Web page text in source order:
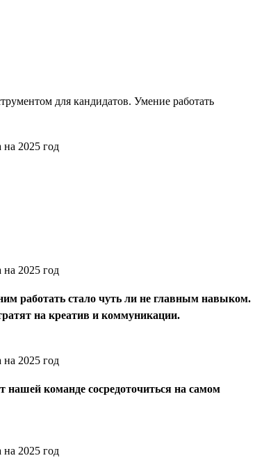
для кандидатов. Умение работать
работать стало чуть ли не главным навыком.
на креатив и коммуникации.
команде сосредоточиться на самом